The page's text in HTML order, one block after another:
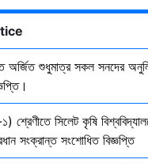
অর্জিত শুধুমাত্র সকল সনদের
শ্রেণীতে সিলেট কৃষি
সংক্রান্ত সংশোধিত বিজ্ঞপ্তি